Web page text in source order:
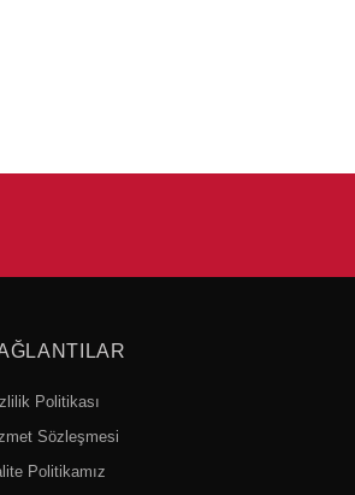
Politikası
Sözleşmesi
Politikamız